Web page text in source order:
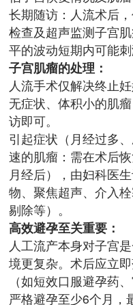
长期随访：人流术后
检查及超声监测子宫
平的波动短期内可能刺
子宫肌瘤的处理：
人流手术仅解决终止
无症状、体积小的肌
访即可。
引起症状（月经过多
速的肌瘤：需在术后
月经后），由妇科医
物、聚焦超声、介入
剔除等）。
高效避孕至关重要：
人工流产本身对子宫
境更复杂。术后应立
（如短效口服避孕药
严格避孕至少6个月，